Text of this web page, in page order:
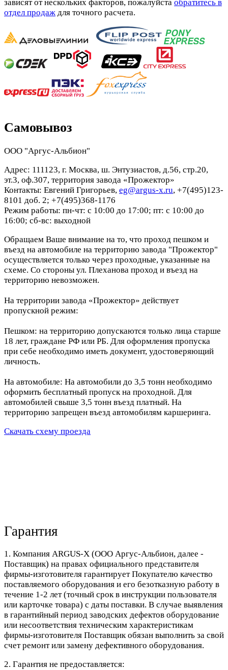
зависят от нескольких факторов, пожалуйста обратитесь в
отдел продаж для точного расчета.
Самовывоз
ООО "Аргус-Альбион"
Адрес: 111123, г. Москва, ш. Энтузиастов, д.56, стр.20,
эт.3, оф.307, территория завода «Прожектор»
Контакты: Евгений Григорьев, eg@argus-x.ru, +7(495)123-
8101 доб. 2; +7(495)368-1176
Режим работы: пн-чт: с 10:00 до 17:00; пт: с 10:00 до
16:00; сб-вс: выходной
Обращаем Ваше внимание на то, что проход пешком и
въезд на автомобиле на территорию завода "Прожектор"
осуществляется только через проходные, указанные на
схеме. Со стороны ул. Плеханова проход и въезд на
территорию невозможен.
На территории завода «Прожектор» действует
пропускной режим:
Пешком: на территорию допускаются только лица старше
18 лет, граждане РФ или РБ. Для оформления пропуска
при себе необходимо иметь документ, удостоверяющий
личность.
На автомобиле: На автомобили до 3,5 тонн необходимо
оформить бесплатный пропуск на проходной. Для
автомобилей свыше 3,5 тонн въезд платный. На
территорию запрещен въезд автомобилям каршеринга.
Скачать схему проезда
Гарантия
1. Компания ARGUS-X (ООО Аргус-Альбион, далее -
Поставщик) на правах официального представителя
фирмы-изготовителя гарантирует Покупателю качество
поставляемого оборудования и его безотказную работу в
течение 1-2 лет (точный срок в инструкции пользователя
или карточке товара) с даты поставки. В случае выявления
в гарантийный период заводских дефектов оборудование
или несоответствия техническим характеристикам
фирмы-изготовителя Поставщик обязан выполнить за свой
счет ремонт или замену дефективного оборудования.
2. Гарантия не предоставляется: